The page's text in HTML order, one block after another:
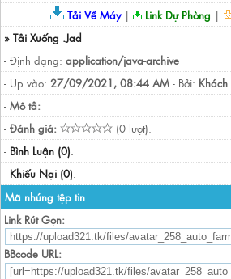
Tải Về Máy| Link Dự Phòng |
» Tải Xuống .Jad
- Định dạng: application/java-archive
- Up vào: 27/09/2021, 08:44 AM - Bởi: Khách
- Mô tả:
- Đánh giá:
(0 lượt).
- Bình Luận (0).
- Khiếu Nại (0).
Mã nhúng tệp tin
Link Rút Gọn:
BBcode URL: